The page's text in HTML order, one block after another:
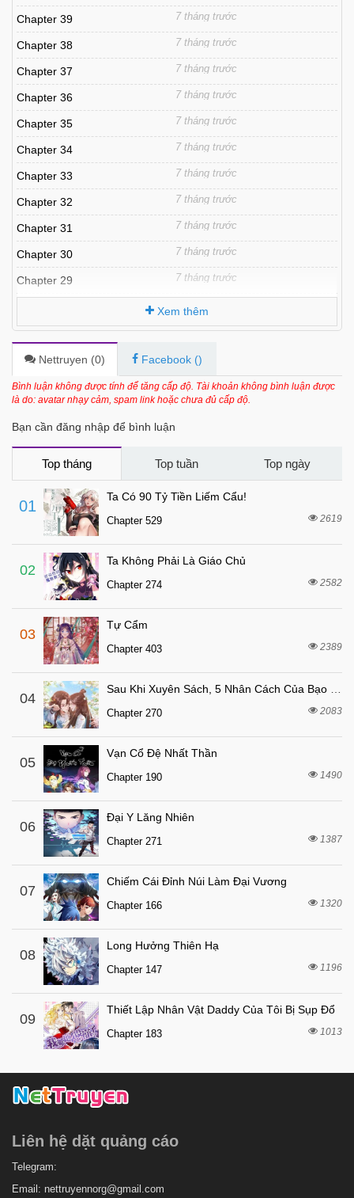
Chapter 39 7 tháng trước
Chapter 38 7 tháng trước
Chapter 37 7 tháng trước
Chapter 36 7 tháng trước
Chapter 35 7 tháng trước
Chapter 34 7 tháng trước
Chapter 33 7 tháng trước
Chapter 32 7 tháng trước
Chapter 31 7 tháng trước
Chapter 30 7 tháng trước
Chapter 29 7 tháng trước
Chapter 27 7 tháng trước
Chapter 26 7 tháng trước
Chapter 25 7 tháng trước
7 tháng trước
Chapter 22 7 tháng trước
Chapter 21
Chapter 20
Chapter 19
Chapter 18 7 tháng trước
Chapter 17
Chapter 16
Chapter 15
Chapter 14 7 tháng trước
Chapter 13 7 tháng trước
Chapter 12
Chapter 11 7 tháng trước
Chapter 10
Chapter 9 7 tháng trước
Chapter 8
Chapter 7
Chapter 6 7 tháng trước
Chapter 5
Chapter 4 7 tháng trước
Chapter 3
Chapter 2
Chapter 1 7 tháng trước
Xem thêm
Nettruyen (0) Facebook ()
Bình luận không được tính để tăng cấp độ. Tài khoản không bình luận được
là do: avatar nhạy cảm, spam link hoặc chưa đủ cấp độ.
Bạn cần đăng nhập để bình luận
Top tháng Top tuần Top ngày
01
Ta Có 90 Tỷ Tiền Liếm Cẩu!
Chapter 529 2619
02
Ta Không Phải Là Giáo Chủ
Chapter 274 2582
03
Tự Cẩm
Chapter 403 2389
04
Chapter 270 2083
05
Vạn Cổ Đệ Nhất Thần
Chapter 190 1490
06
Đại Y Lăng Nhiên
Chapter 271 1387
07
Chiếm Cái Đỉnh Núi Làm Đại Vương
Chapter 166 1320
08
Long Hưởng Thiên Hạ
Chapter 147 1196
09
Thiết Lập Nhân Vật Daddy Của Tôi Bị Sụp Đổ
Chapter 183 1013
Liên hệ dặt quảng cáo
Telegram:
Email: nettruyennorg@gmail.com